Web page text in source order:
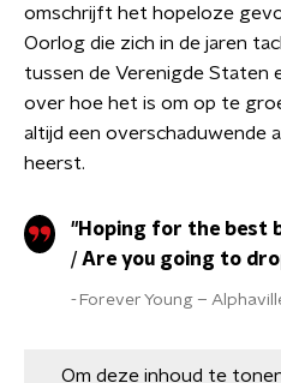
omschrijft het hopeloze
Oorlog die zich in de jaren
tussen de Verenigde Staten
over hoe het is om op te
altijd een overschaduwende
heerst.
"Hoping for the best
/ Are you going to
Forever Young –
Om deze inhoud te